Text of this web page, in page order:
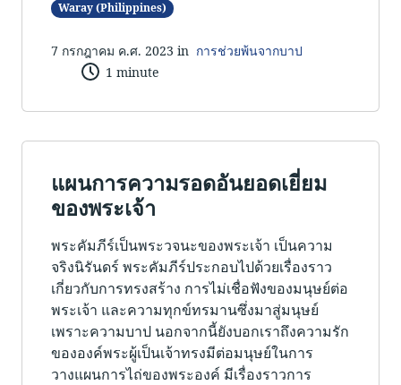
Waray (Philippines)
7 กรกฎาคม ค.ศ. 2023 in การช่วยพ้นจากบาป
1 minute
แผนการความรอดอันยอดเยี่ยม
ของพระเจ้า
พระคัมภีร์เป็นพระวจนะของพระเจ้า เป็นความ
จริงนิรันดร์ พระคัมภีร์ประกอบไปด้วยเรื่องราว
เกี่ยวกับการทรงสร้าง การไม่เชื่อฟังของมนุษย์ต่อ
พระเจ้า และความทุกข์ทรมานซึ่งมาสู่มนุษย์
เพราะความบาป นอกจากนี้ยังบอกเราถึงความรัก
ขององค์พระผู้เป็นเจ้าทรงมีต่อมนุษย์ในการ
วางแผนการไถ่ของพระองค์ มีเรื่องราวการ